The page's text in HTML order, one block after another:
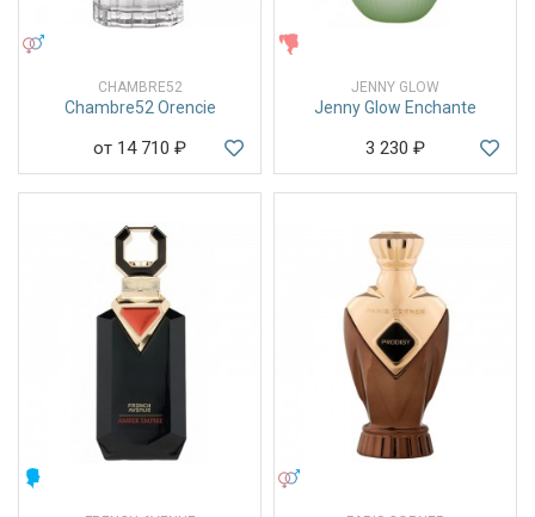
CHAMBRE52
Chambre52 Orencie
от 14 710 ₽
JENNY GLOW
Jenny Glow Enchante
3 230 ₽